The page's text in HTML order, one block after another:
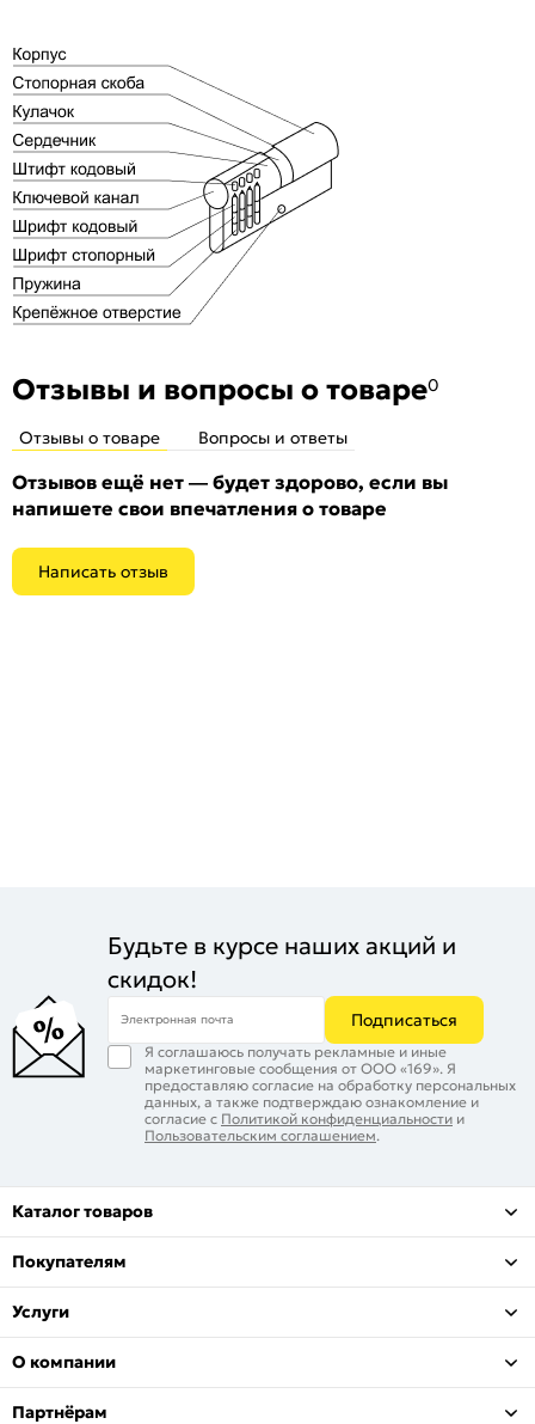
Ключ с пластиковой головкой:
Изготовление дубликатов только по карте владельца:
Тип:
Для межкомнатных дверей
Количество шт. в упаковке:
Отзывы и вопросы о товаре0
Отзывы о товаре Вопросы и ответы
Отзывов ещё нет — будет здорово, если вы
напишете свои впечатления о товаре
Написать отзыв
Будьте в курсе наших акций и
скидок!
Электронная почта Подписаться
Я соглашаюсь получать рекламные и иные
маркетинговые сообщения от ООО «169». Я
предоставляю согласие на обработку персональных
данных, а также подтверждаю ознакомление и
согласие с Политикой конфиденциальности и
Пользовательским соглашением.
Каталог товаров
Покупателям
Услуги
О компании
Партнёрам